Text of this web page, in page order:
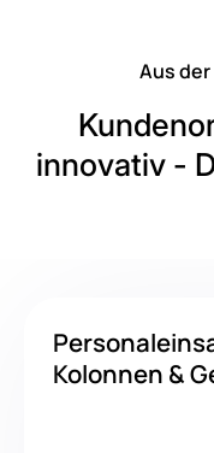
Aus
innovativ -
Kolonnen &